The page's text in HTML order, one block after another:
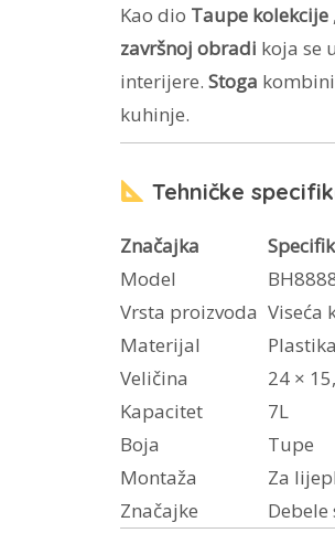
Kao dio Taupe kolekcije
završnoj obradi koja se
interijere. Stoga
kuhinje.
Tehničke
Značajka
Model
Vrsta proizvoda Viseća
Materijal
Veličina
24 ×
Kapacitet
7L
Boja
Tupe
Montaža
Za
Značajke
Debele